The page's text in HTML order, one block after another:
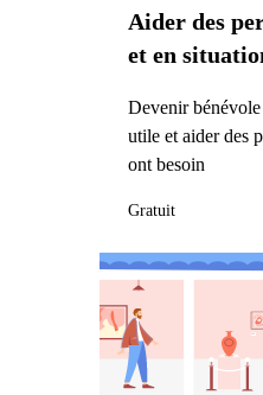
Aider des
et en
Devenir
utile et aider des
ont besoin
Gratuit